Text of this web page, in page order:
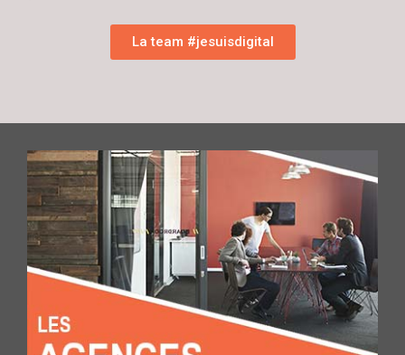
La team #jesuisdigital